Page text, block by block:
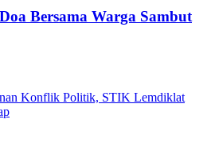
Bersama Warga Sambut